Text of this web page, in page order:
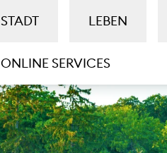
STADT LEBEN
ONLINE SERVICES